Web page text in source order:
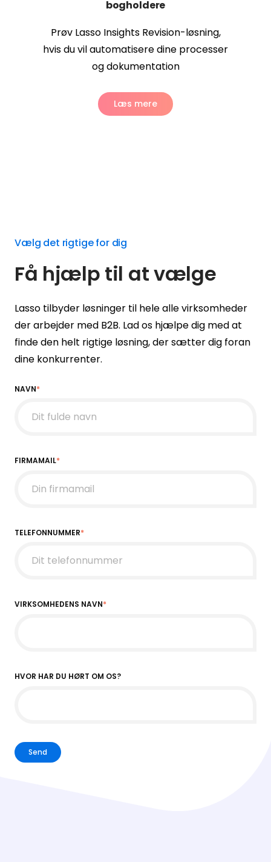
bogholdere
Prøv Lasso Insights Revision-løsning,
hvis du vil automatisere dine processer
og dokumentation
Læs mere
Vælg det rigtige for dig
Få hjælp til at vælge
Lasso tilbyder løsninger til hele alle virksomheder
der arbejder med B2B. Lad os hjælpe dig med at
finde den helt rigtige løsning, der sætter dig foran
dine konkurrenter.
NAVN*
FIRMAMAIL*
TELEFONNUMMER*
VIRKSOMHEDENS NAVN*
HVOR HAR DU HØRT OM OS?